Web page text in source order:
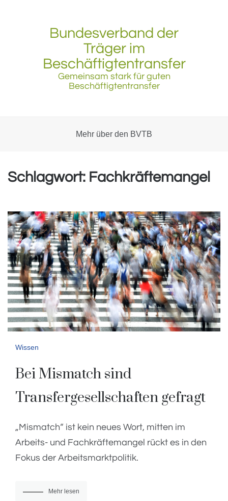
Bundesverband der
Träger im
Beschäftigtentransfer
Gemeinsam stark für guten
Beschäftigtentransfer
Mehr über den BVTB
Schlagwort: Fachkräftemangel
Wissen
Bei Mismatch sind
Transfergesellschaften gefragt
„Mismatch“ ist kein neues Wort, mitten im
Arbeits- und Fachkräftemangel rückt es in den
Fokus der Arbeitsmarktpolitik.
Mehr lesen